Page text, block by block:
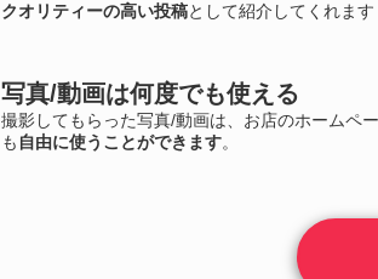
クオリティーの高い投稿として紹介してくれます
写真/動画は何度でも使える
撮影してもらった写真/動画は、お店のホームペ
も 自由に使うことができます。